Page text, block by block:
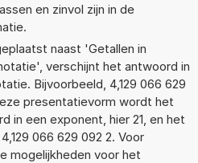
en zinvol zijn in de
naast 'Getallen in
verschijnt het antwoord in
Bijvoorbeeld, 4,129 066 629
presentatievorm wordt het
in een exponent, hier 21, en het
066 629 092 2. Voor
mogelijkheden voor het